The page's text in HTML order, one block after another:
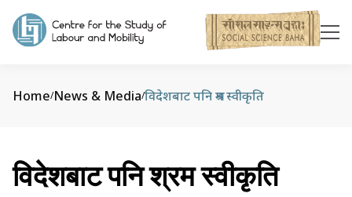
Home/News & Media/विदेशबाट पनि श्रम स्वीकृति
विदेशबाट पनि श्रम स्वीकृति